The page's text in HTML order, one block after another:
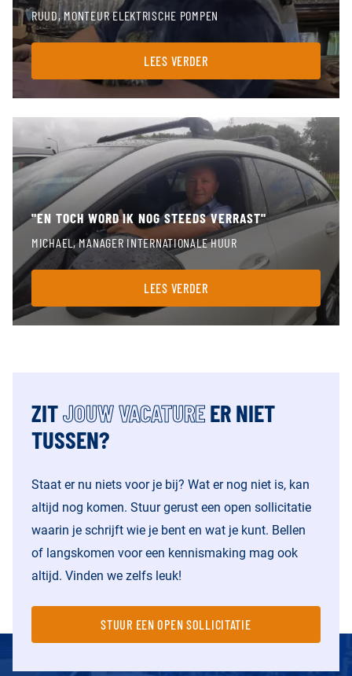
RUUD, MONTEUR ELEKTRISCHE POMPEN
LEES VERDER
"EN TOCH WORD IK NOG STEEDS VERRAST"
MICHAEL, MANAGER INTERNATIONALE HUUR
LEES VERDER
En toch word ik nog steeds verrast
ZITJOUW VACATUREER NIET
TUSSEN?
Staat er nu niets voor je bij? Wat er nog niet is, kan
altijd nog komen. Stuur gerust een open sollicitatie
waarin je schrijft wie je bent en wat je kunt. Bellen
of langskomen voor een kennismaking mag ook
altijd. Vinden we zelfs leuk!
STUUR EEN OPEN SOLLICITATIE